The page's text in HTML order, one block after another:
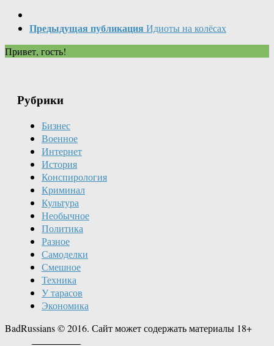
Предыдущая публикация Идиоты на колёсах
Привет, гость!
Рубрики
Бизнес
Военное
Интернет
История
Конспирология
Криминал
Культура
Необычное
Политика
Разное
Самоделки
Смешное
Техника
У тарасов
Экономика
BadRussians © 2016. Сайт может содержать материалы 18+